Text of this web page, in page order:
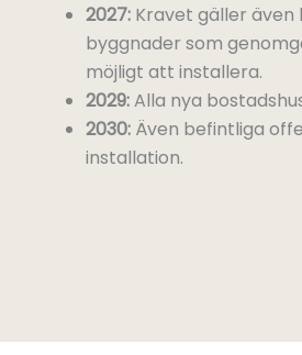
2027: Kravet gäller
byggnader som
möjligt att installera.
2029:Alla nya
2030: Även befintliga
installation.